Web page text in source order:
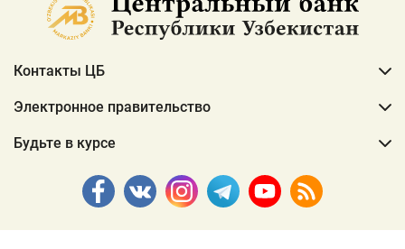
Контакты ЦБ
Электронное правительство
Будьте в курсе